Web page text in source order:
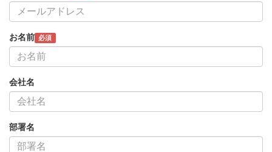
お名前 必須
会社名
部署名